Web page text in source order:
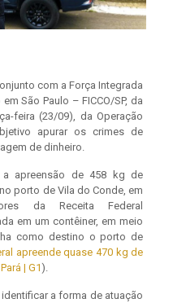
com a Força Integrada
São Paulo – FICCO/SP, da
feira (23/09), da Operação
apurar os crimes de
de dinheiro.
apreensão de 458 kg de
porto de Vila do Conde, em
da Receita Federal
em um contêiner, em meio
como destino o porto de
apreende quase 470 kg de
| G1).
a forma de atuação